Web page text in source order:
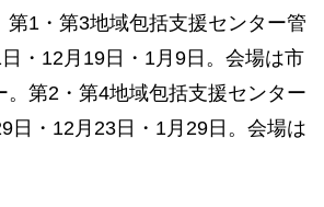
第1・第3地域包括支援センター管
・12月19日・1月9日。会場は市
。第2・第4地域包括支援センター
日・12月23日・1月29日。会場は